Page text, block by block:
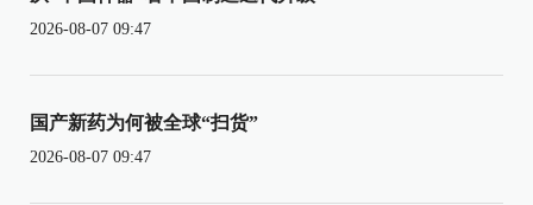
2026-08-07 09:47
国产新药为何被全球“扫货”
2026-08-07 09:47